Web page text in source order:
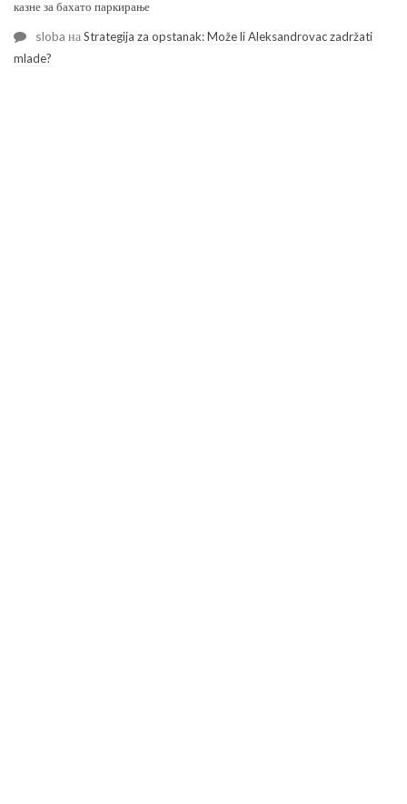
казне за бахато паркирање
sloba наStrategija za opstanak: Može li Aleksandrovac zadržati
mlade?